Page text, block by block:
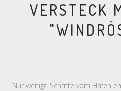
VERSTECK
Nur wenige Schritte vom Hafen